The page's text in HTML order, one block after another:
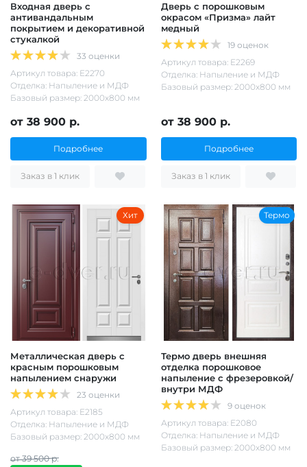
Входная дверь с
антивандальным
покрытием и декоративной
стукалкой
33 оценки
Артикул товара: Е2270
Отделка: Напыление и МДФ
Базовый размер: 2000х800 мм
от 38 900 р.
Подробнее
Заказ в 1 клик
Дверь с порошковым
окрасом «Призма» лайт
медный
19 оценок
Артикул товара: Е2269
Отделка: Напыление и МДФ
Базовый размер: 2000х800 мм
от 38 900 р.
Подробнее
Заказ в 1 клик
Хит
Металлическая дверь с
красным порошковым
напылением снаружи
23 оценки
Артикул товара: Е2185
Отделка: Напыление и МДФ
Базовый размер: 2000х800 мм
от 39 500 р.
Термо
Термо дверь внешняя
отделка порошковое
напыление с фрезеровкой/
внутри МДФ
9 оценок
Артикул товара: Е2080
Отделка: Напыление и МДФ
Базовый размер: 2000х800 мм